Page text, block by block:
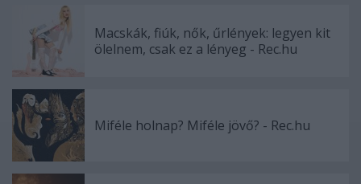
Macskák, fiúk, nők, űrlények: legyen kit
ölelnem, csak ez a lényeg - Rec.hu
Miféle holnap? Miféle jövő? - Rec.hu